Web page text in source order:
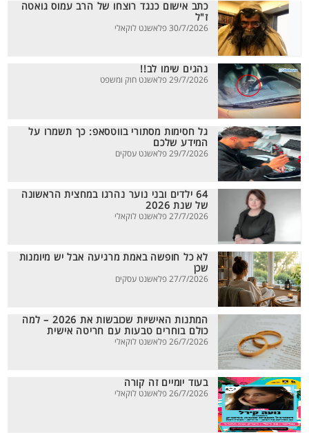
כתב אישום כנגד רוצחו של הרב עמוס גואטה
ז"ל
30/7/2026 פלאשנט לוקאלי
נהגים שימו לב!!
29/7/2026 פלאשנט חוק ומשפט
גל חסימות מסתורי בווטסאפ: כך תשמרו על
המידע שלכם
29/7/2026 פלאשנט עסקים
64 ילדים ובני נוער נהרגו במחצית הראשונה
של שנת 2026
27/7/2026 פלאשנט לוקאלי
לא כל חופשה באמת מרגיעה אבל יש מיומנות
שכן
27/7/2026 פלאשנט עסקים
המתנות האישיות שכובשות את 2026 – למה
כולם בוחרים טבעות עם חריטה אישית
26/7/2026 פלאשנט לוקאלי
בעוד יומיים זה קורה
26/7/2026 פלאשנט לוקאלי